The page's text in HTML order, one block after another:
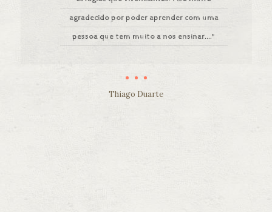
agradecido por poder aprender com uma
pessoa que tem muito a nos ensinar...."
Thiago Duarte